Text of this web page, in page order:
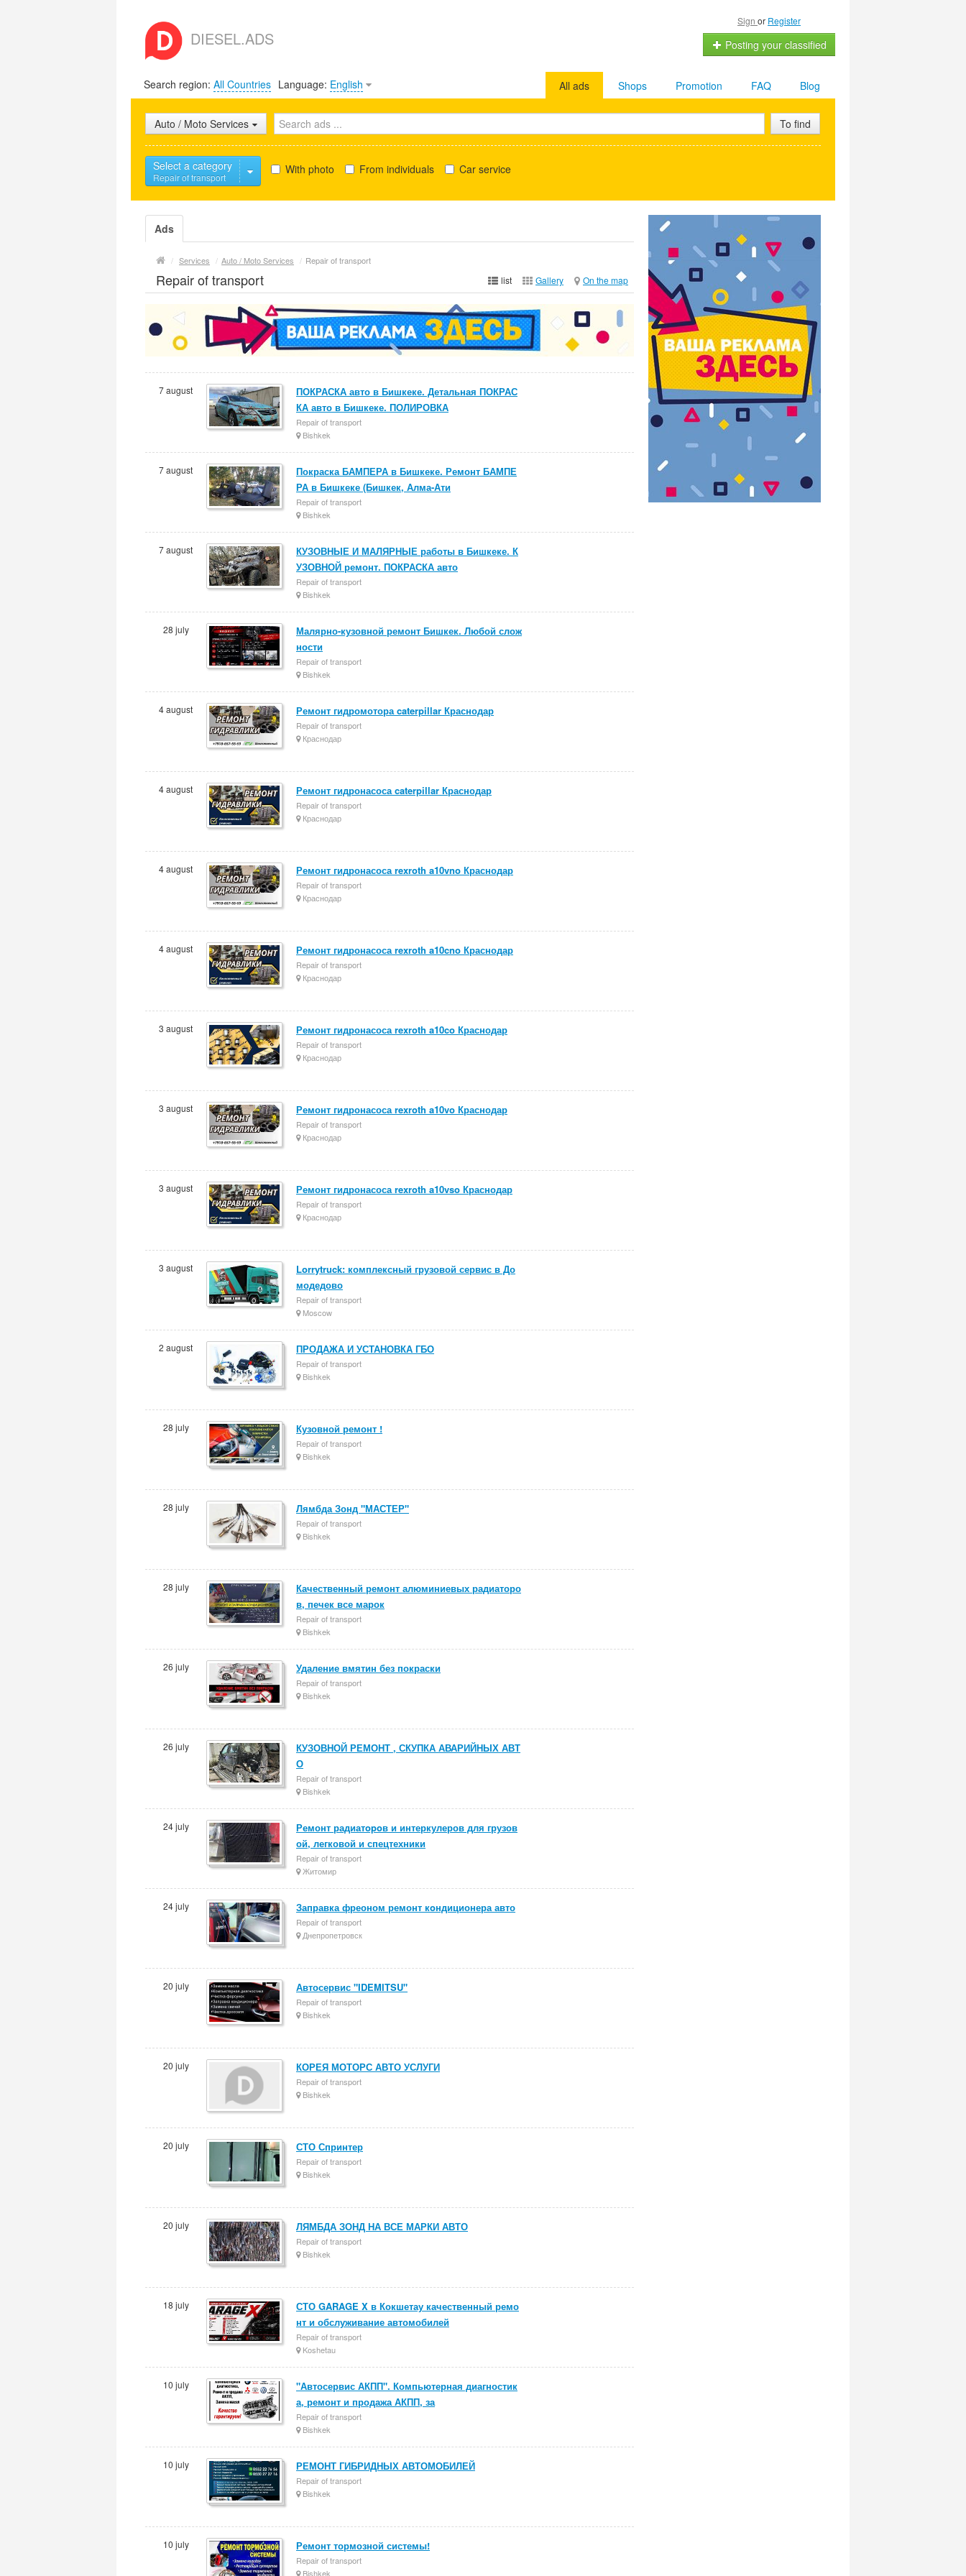
DIESEL.ADS
Sign or Register
Posting your classified
Search region: All Countries Language: English Blog
FAQ
Promotion
Shops
All ads
Auto / Moto Services To find
Select a category
Repair of transport
With photo From individuals Car service
Ads
/ Services / Auto / Moto Services / Repair of transport
Repair of transport list Gallery On the map
7 august
ПОКРАСКА авто в Бишкеке. Детальная ПОКРАС
КА авто в Бишкеке. ПОЛИРОВКА
Repair of transport
Bishkek
7 august
Покраска БАМПЕРА в Бишкеке. Ремонт БАМПЕ
РА в Бишкеке (Бишкек, Алма-Ати
Repair of transport
Bishkek
7 august
КУЗОВНЫЕ И МАЛЯРНЫЕ работы в Бишкеке. К
УЗОВНОЙ ремонт. ПОКРАСКА авто
Repair of transport
Bishkek
28 july
Малярно-кузовной ремонт Бишкек. Любой слож
ности
Repair of transport
Bishkek
4 august Ремонт гидромотора caterpillar Краснодар
Repair of transport
Краснодар
4 august Ремонт гидронасоса caterpillar Краснодар
Repair of transport
Краснодар
4 august Ремонт гидронасоса rexroth a10vno Краснодар
Repair of transport
Краснодар
4 august Ремонт гидронасоса rexroth a10cno Краснодар
Repair of transport
Краснодар
3 august Ремонт гидронасоса rexroth a10co Краснодар
Repair of transport
Краснодар
3 august Ремонт гидронасоса rexroth a10vo Краснодар
Repair of transport
Краснодар
3 august Ремонт гидронасоса rexroth a10vso Краснодар
Repair of transport
Краснодар
3 august
Lorrytruck: комплексный грузовой сервис в До
модедово
Repair of transport
Moscow
2 august ПРОДАЖА И УСТАНОВКА ГБО
Repair of transport
Bishkek
28 july Кузовной ремонт !
Repair of transport
Bishkek
28 july Лямбда Зонд "МАСТЕР"
Repair of transport
Bishkek
28 july
Качественный ремонт алюминиевых радиаторо
в, печек все марок
Repair of transport
Bishkek
26 july Удаление вмятин без покраски
Repair of transport
Bishkek
26 july
КУЗОВНОЙ РЕМОНТ , СКУПКА АВАРИЙНЫХ АВТ
О
Repair of transport
Bishkek
24 july
Ремонт радиатopoв и интеркулеров для грузов
ой, легковой и спецтехники
Repair of transport
Житомир
24 july Заправка фреоном ремонт кoндиционера авто
Repair of transport
Днепропетровск
20 july Автосервис "IDEMITSU"
Repair of transport
Bishkek
20 july КОРЕЯ МОТОРС АВТО УСЛУГИ
Repair of transport
Bishkek
20 july СТО Спринтер
Repair of transport
Bishkek
20 july ЛЯМБДА ЗОНД НА ВСЕ МАРКИ АВТО
Repair of transport
Bishkek
18 july
СТО GARAGE X в Кокшетау качественный ремо
нт и обслуживание автомобилей
Repair of transport
Koshetau
10 july
"Автосервис АКПП". Компьютерная диагностик
а, ремонт и продажа АКПП, за
Repair of transport
Bishkek
10 july РЕМОНТ ГИБРИДНЫХ АВТОМОБИЛЕЙ
Repair of transport
Bishkek
10 july Ремонт тормозной системы!
Repair of transport
Bishkek